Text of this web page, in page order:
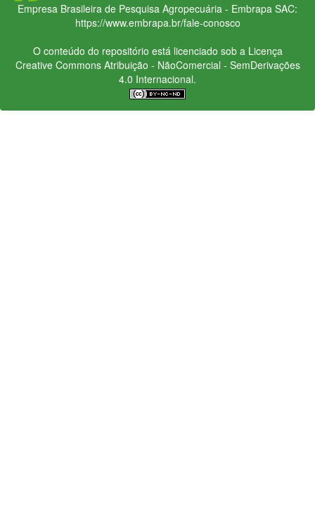
Empresa Brasileira de Pesquisa Agropecuária - Embrapa SAC:
https://www.embrapa.br/fale-conosco
O conteúdo do repositório está licenciado sob a Licença
Creative CommonsAtribuição - NãoComercial - SemDerivações
4.0 Internacional.